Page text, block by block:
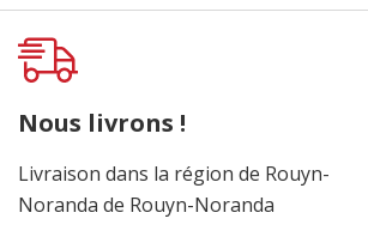
Nous livrons !
Livraison dans la région de Rouyn-
Noranda de Rouyn-Noranda